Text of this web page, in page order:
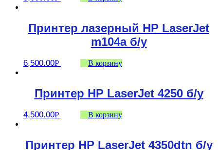
Принтер лазерный HP LaserJet
m104a б/у
6,500.00Р В корзину
Принтер HP LaserJet 4250 б/у
4,500.00Р В корзину
Принтер HP LaserJet 4350dtn б/у